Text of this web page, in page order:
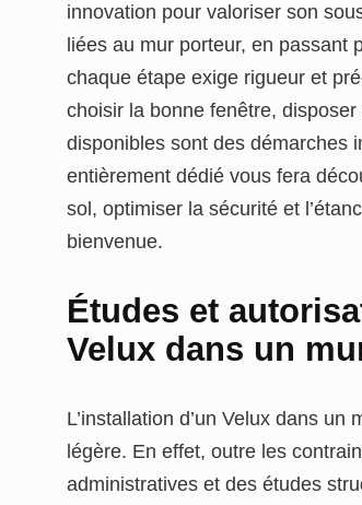
innovation pour valoriser son
liées au mur porteur, en passant
chaque étape exige rigueur et
choisir la bonne fenêtre,
disponibles sont des démarches
entièrement dédié vous fera
sol, optimiser la sécurité et
bienvenue.
Études et
Velux dans un
L’installation d’un Velux dans
légère. En effet, outre les
administratives et des études